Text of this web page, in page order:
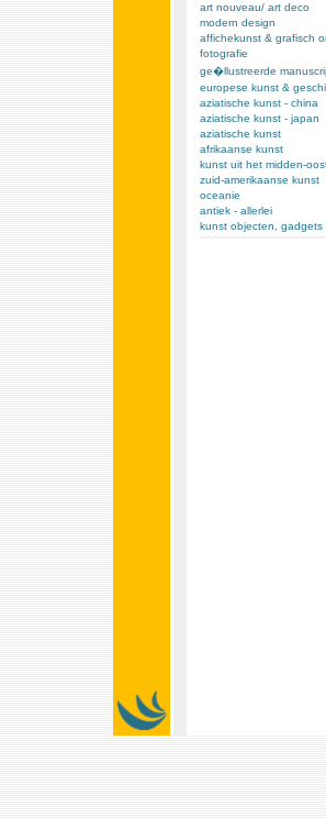
art nouveau/ art deco
modern design
affichekunst & grafisch
fotografie
ge�llustreerde
europese kunst &
aziatische kunst - china
aziatische kunst - japan
aziatische kunst
afrikaanse kunst
kunst uit het midden-
zuid-amerikaanse kunst
oceanie
antiek - allerlei
kunst objecten, gadgets